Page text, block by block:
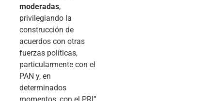
moderadas,
privilegiando la
construcción de
acuerdos con otras
fuerzas políticas,
particularmente con el
PAN y, en
determinados